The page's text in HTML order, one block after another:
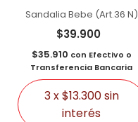
Sandalia Bebe (Art.36 N)
$39.900
$35.910 con Efectivo o
Transferencia Bancaria
3x$13.300sin
interés